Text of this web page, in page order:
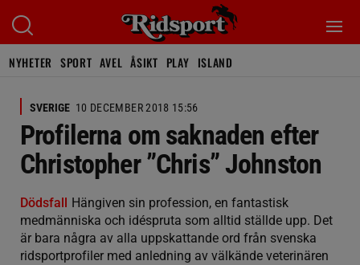
NYHETER SPORT AVEL ÅSIKT PLAY ISLAND
SVERIGE 10 DECEMBER 2018 15:56
Profilerna om saknaden efter
Christopher ”Chris” Johnston
Dödsfall Hängiven sin profession, en fantastisk
medmänniska och idéspruta som alltid ställde upp. Det
är bara några av alla uppskattande ord från svenska
ridsportprofiler med anledning av välkände veterinären